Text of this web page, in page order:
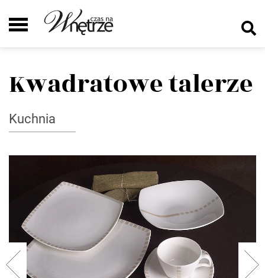
Kwadratowe talerze
Kuchnia